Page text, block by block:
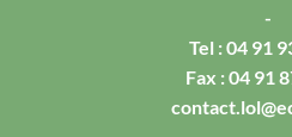
-
Tel :04 91
Fax : 04 91